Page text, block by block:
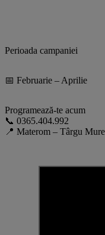
Perioada campaniei
📅 Februarie – Aprilie
Programează-te acum
📞 0365.404.992
📍 Materom – Târgu